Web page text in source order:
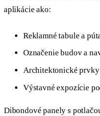
aplikácie ako:
Reklamné tabule a
Označenie budov a
Architektonické prvky
Výstavné expozície
Dibondové panely s